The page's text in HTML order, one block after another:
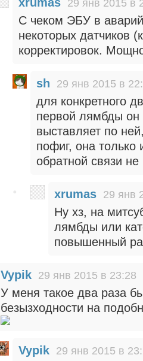
29 янв 2015 в
С чеком ЭБУ в
некоторых датчиков
корректировок.
sh 29 янв 2015 в
для конкретного
первой лямбды он
выставляет по
пофиг, она только
обратной связи не
xrumas 29 янв
Ну хз, на
лямбды или
повышенный
Vypik 29 янв 2015 в 23:28
У меня такое два раза
безызходности на
Vypik 29 янв 2015 в